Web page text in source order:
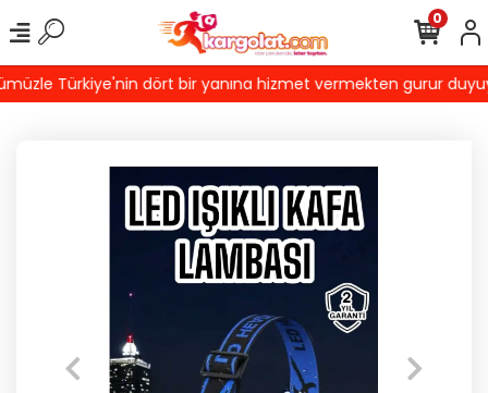
Türkiye'nin dört bir yanına hizmet vermekten gurur
0